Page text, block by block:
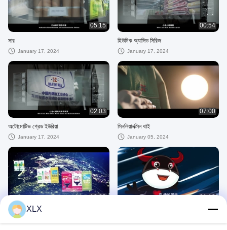
05:15
সার
January 17, 2024
00:54
হিউমিক অ্যাসিড সিরিজ
January 17, 2024
02:03
অটোমোটিভ গ্রেড ইউরিয়া
January 17, 2024
07:00
সিনলিয়ানক্সিন থাই
January 05, 2024
12:22
কোম্পানির ভিডিও
January 05, 2024
01:13
December 27, 2023
XLX